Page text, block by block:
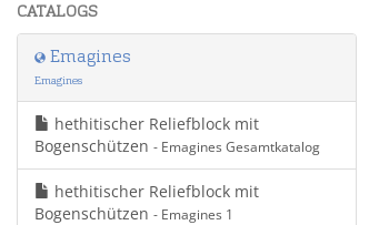
CATALOGS
Emagines
Emagines
hethitischer Reliefblock mit
Bogenschützen - Emagines Gesamtkatalog
hethitischer Reliefblock mit
Bogenschützen - Emagines 1